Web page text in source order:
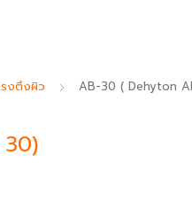
รงตึงผิว AB-30 ( Dehyton